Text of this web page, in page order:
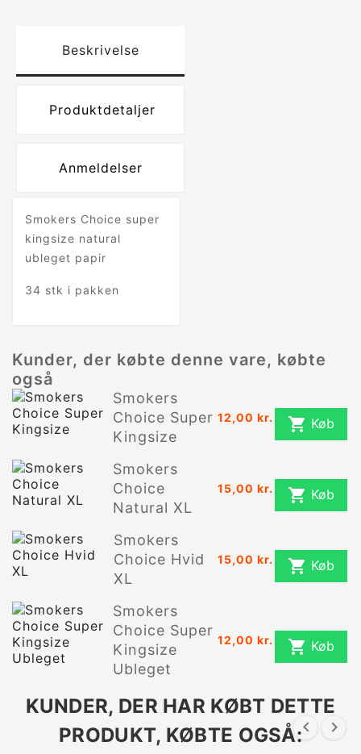
Beskrivelse
Produktdetaljer
Anmeldelser
Smokers Choice super
kingsize natural
ubleget papir
34 stk i pakken
Kunder, der købte denne vare, købte
også
Smokers
Choice Super
Kingsize
12,00 kr.  Køb
Smokers
Choice
Natural XL
15,00 kr.  Køb
Smokers
Choice Hvid
XL
15,00 kr.  Køb
Smokers
Choice Super
Kingsize
Ubleget
12,00 kr.  Køb
KUNDER, DER HAR KØBT DETTE
PRODUKT, KØBTE OGSÅ: 